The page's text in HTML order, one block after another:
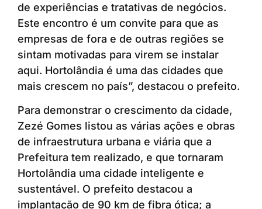
de experiências e tratativas de negócios.
Este encontro é um convite para que as
empresas de fora e de outras regiões se
sintam motivadas para virem se instalar
aqui. Hortolândia é uma das cidades que
mais crescem no país”, destacou o prefeito.
Para demonstrar o crescimento da cidade,
Zezé Gomes listou as várias ações e obras
de infraestrutura urbana e viária que a
Prefeitura tem realizado, e que tornaram
Hortolândia uma cidade inteligente e
sustentável. O prefeito destacou a
implantação de 90 km de fibra ótica; a